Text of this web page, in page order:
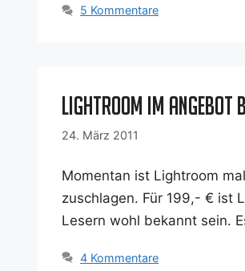
5 Kommentare
Lightroom im Angebot
24. März 2011
Momen­tan ist Ligh­t­room
zuschla­gen. Für 199,- € ist
Lesern wohl bekannt sein.
4 Kommentare